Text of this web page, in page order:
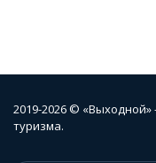
2019-2026 ©
туризма.